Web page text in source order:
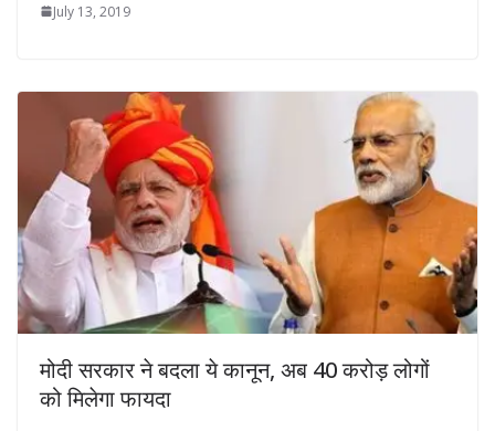
July 13, 2019
मोदी सरकार ने बदला ये कानून, अब 40 करोड़ लोगों
को मिलेगा फायदा